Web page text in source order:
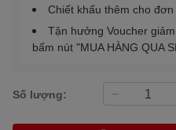
Chiết khấu thêm cho
Tận hưởng Voucher
bấm nút "MUA HÀNG QUA
Số lượng: